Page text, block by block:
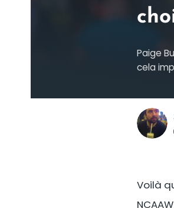
Paige
cela
Voilà